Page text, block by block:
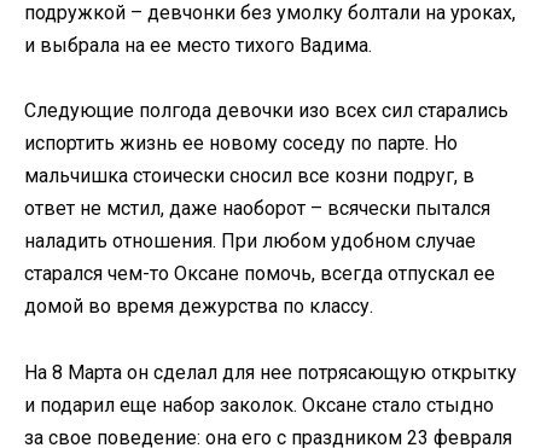
подружкой – девчонки без умолку болтали на уроках,
и выбрала на ее место тихого Вадима.
Следующие полгода девочки изо всех сил старались
испортить жизнь ее новому соседу по парте. Но
мальчишка стоически сносил все козни подруг, в
ответ не мстил, даже наоборот – всячески пытался
наладить отношения. При любом удобном случае
старался чем-то Оксане помочь, всегда отпускал ее
домой во время дежурства по классу.
На 8 Марта он сделал для нее потрясающую открытку
и подарил еще набор заколок. Оксане стало стыдно
за свое поведение: она его с праздником 23 февраля